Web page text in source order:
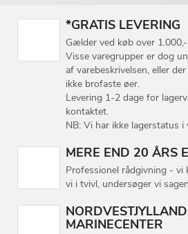
*GRATIS LEVERING
Gælder ved køb over
Visse varegrupper er dog
af varebeskrivelsen, eller
ikke brofaste øer.
Levering 1-2 dage for
kontaktet.
NB: Vi har ikke lagerstatus
MERE END 20 ÅRS
Professionel rådgivning - vi
vi i tvivl, undersøger vi
MARINECENTER